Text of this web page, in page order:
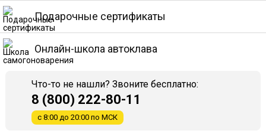
Подарочные сертификаты
Онлайн-школа автоклава
Что-то не нашли? Звоните бесплатно:
8 (800) 222-80-11
с 8:00 до 20:00 по МСК